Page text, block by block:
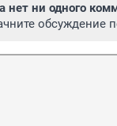
нет ни одного
обсуждение